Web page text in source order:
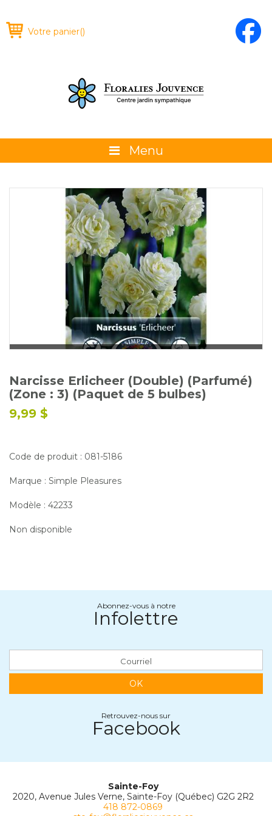
Votre panier()
Menu
La boutique
Promotions et évènements
Conseils
Glossaire
Calendrier horticole
Emplois
Service à la clientèle
Nous joindre
Narcisse Erlicheer (Double) (Parfumé)
(Zone : 3) (Paquet de 5 bulbes)
9,99 $
Code de produit : 081-5186
Marque : Simple Pleasures
Modèle : 42233
Non disponible
Abonnez-vous à notre
Infolettre
OK
Retrouvez-nous sur
Facebook
Sainte-Foy
2020, Avenue Jules Verne, Sainte-Foy (Québec) G2G 2R2
418 872-0869